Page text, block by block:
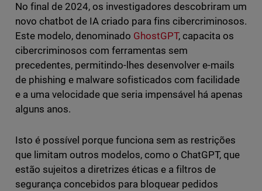
No final de 2024, os investigadores descobriram um
novo chatbot de IA criado para fins cibercriminosos.
Este modelo, denominado GhostGPT, capacita os
cibercriminosos com ferramentas sem
precedentes, permitindo-lhes desenvolver e-mails
de phishing e malware sofisticados com facilidade
e a uma velocidade que seria impensável há apenas
alguns anos.
Isto é possível porque funciona sem as restrições
que limitam outros modelos, como o ChatGPT, que
estão sujeitos a diretrizes éticas e a filtros de
segurança concebidos para bloquear pedidos